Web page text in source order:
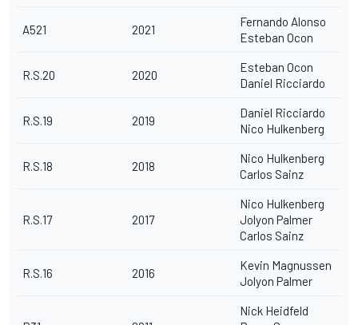
A521 2021
Fernando Alonso
Esteban Ocon
R.S.20 2020
Esteban Ocon
Daniel Ricciardo
R.S.19 2019
Daniel Ricciardo
Nico Hulkenberg
R.S.18 2018
Nico Hulkenberg
Carlos Sainz
R.S.17 2017
Nico Hulkenberg
Jolyon Palmer
Carlos Sainz
R.S.16 2016
Kevin Magnussen
Jolyon Palmer
Nick Heidfeld